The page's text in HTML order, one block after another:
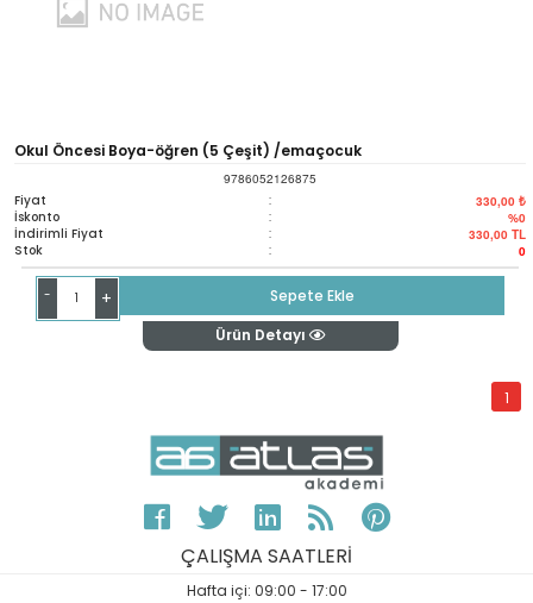
Okul Öncesi Boya-öğren (5 Çeşit) /emaçocuk
9786052126875
Fiyat : 330,00 ₺
İskonto : %0
İndirimli Fiyat : 330,00 TL
Stok : 0
- +
Sepete Ekle
Ürün Detayı
1
ÇALIŞMA SAATLERİ
Hafta içi: 09:00 - 17:00